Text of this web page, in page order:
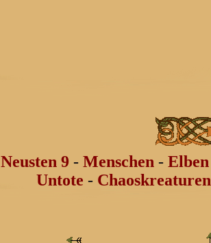
Neusten 9 - Menschen - Elben
Untote - Chaoskreaturen